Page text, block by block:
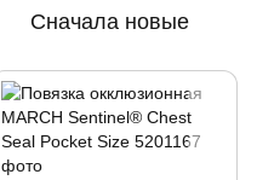
Сначала новые